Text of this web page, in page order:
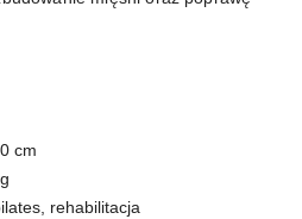
cm
rehabilitacja